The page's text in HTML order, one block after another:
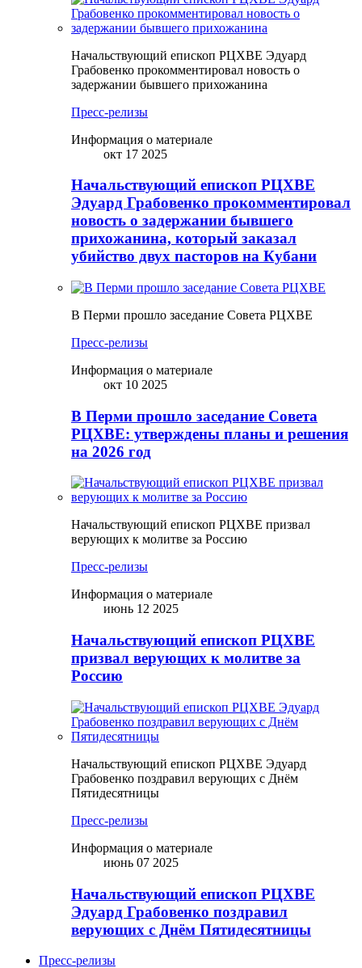
Начальствующий епископ РЦХВЕ Эдуард
Грабовенко прокомментировал новость о
задержании бывшего прихожанина
Пресс-релизы
Информация о материале
окт 17 2025
Начальствующий епископ РЦХВЕ
Эдуард Грабовенко прокомментировал
новость о задержании бывшего
прихожанина, который заказал
убийство двух пасторов на Кубани
В Перми прошло заседание Совета РЦХВЕ
Пресс-релизы
Информация о материале
окт 10 2025
В Перми прошло заседание Совета
РЦХВЕ: утверждены планы и решения
на 2026 год
Начальствующий епископ РЦХВЕ призвал
верующих к молитве за Россию
Пресс-релизы
Информация о материале
июнь 12 2025
Начальствующий епископ РЦХВЕ
призвал верующих к молитве за
Россию
Начальствующий епископ РЦХВЕ Эдуард
Грабовенко поздравил верующих с Днём
Пятидесятницы
Пресс-релизы
Информация о материале
июнь 07 2025
Начальствующий епископ РЦХВЕ
Эдуард Грабовенко поздравил
верующих с Днём Пятидесятницы
Пресс-релизы